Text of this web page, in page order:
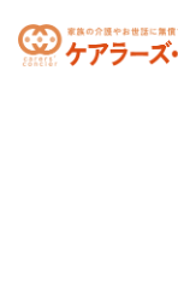
toggle
navigation